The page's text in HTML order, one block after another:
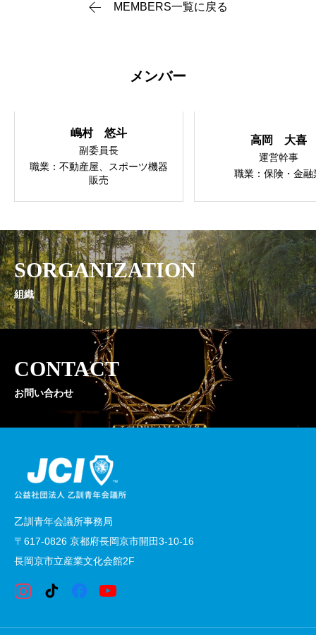
MEMBERS一覧に戻る
メンバー
嶋村 悠斗
副委員長
職業：不動産屋、スポーツ機器
販売
高岡 大喜
運営幹事
職業：保険・金融
SORGANIZATION
組織
CONTACT
お問い合わせ
乙訓青年会議所事務局
〒617-0826 京都府長岡京市開田3-10-16
長岡京市立産業文化会館2F